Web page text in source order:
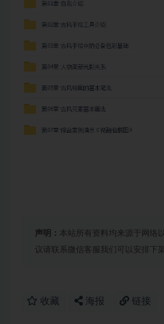
声明： 本站所有资料均来源于网络
议请联系微信客服我们可以安排下架
收藏 海报 链接